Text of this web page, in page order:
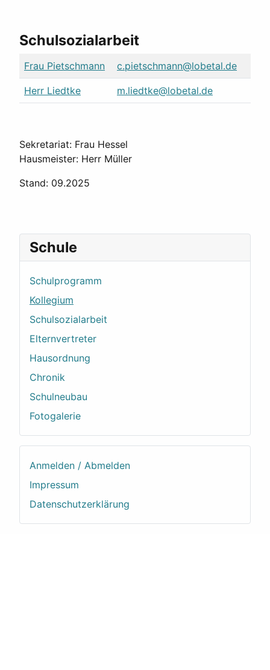
Schulsozialarbeit
Frau Pietschmann c.pietschmann@lobetal.de
Herr Liedtke m.liedtke@lobetal.de
Sekretariat: Frau Hessel
Hausmeister: Herr Müller
Stand: 09.2025
Schule
Schulprogramm
Kollegium
Schulsozialarbeit
Elternvertreter
Hausordnung
Chronik
Schulneubau
Fotogalerie
Anmelden / Abmelden
Impressum
Datenschutzerklärung